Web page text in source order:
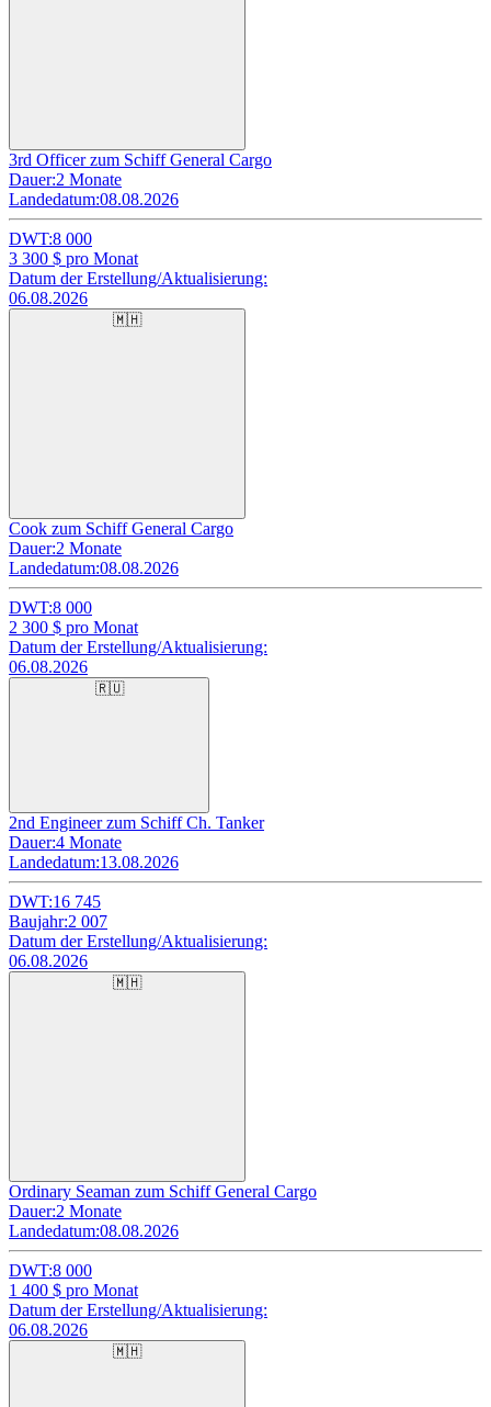
3rd Officer zum Schiff General Cargo
Dauer:2 Monate
Landedatum:08.08.2026
DWT:8 000
3 300 $ pro Monat
Datum der Erstellung/Aktualisierung:
06.08.2026
🇲🇭
Cook zum Schiff General Cargo
Dauer:2 Monate
Landedatum:08.08.2026
DWT:8 000
2 300 $ pro Monat
Datum der Erstellung/Aktualisierung:
06.08.2026
🇷🇺
2nd Engineer zum Schiff Ch. Tanker
Dauer:4 Monate
Landedatum:13.08.2026
DWT:16 745
Baujahr:2 007
Datum der Erstellung/Aktualisierung:
06.08.2026
🇲🇭
Ordinary Seaman zum Schiff General Cargo
Dauer:2 Monate
Landedatum:08.08.2026
DWT:8 000
1 400 $ pro Monat
Datum der Erstellung/Aktualisierung:
06.08.2026
🇲🇭